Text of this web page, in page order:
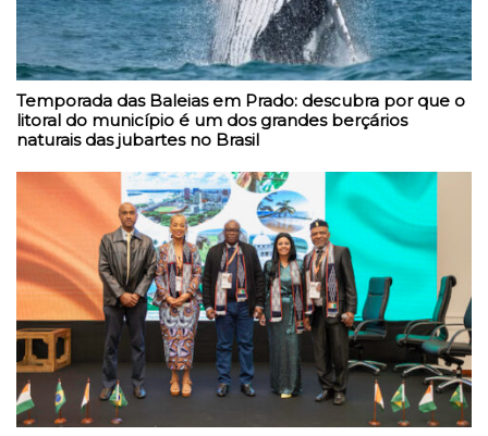
Temporada das Baleias em Prado: descubra por que o
litoral do município é um dos grandes berçários
naturais das jubartes no Brasil